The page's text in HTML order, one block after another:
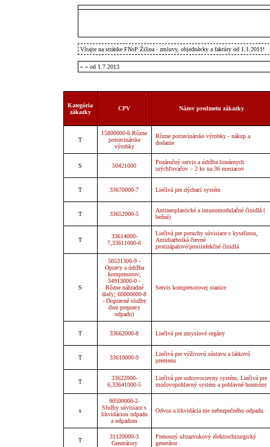
Vítajte na stránke FNsP Žilina - zmluvy, objednávky a faktúry od 1.1.2011!
» » od 1.7.2013
Kategória
zákazky
CPV Názov predmetu zákazky
T
15800000-6 Rôzne
potravinárske
výrobky
Rôzne potravinárske výrobky - nákup a
dodanie
S 50421000
Pozáručný servis a údržba lineárnych
urýchľovačov – 2 ks na 36 mesiacov
T 33670000-7 Liečivá pre dýchací systém
T 33652000-5
Antineoplastické a imunomodulačné činidlá (
bežné)
T
33614000-
7,33611000-6
Liečivá pre poruchy súvisiace s kyselinou,
Antidiarhoiká črevné
protizápalové/protiinfekčné činidlá
S
50531300-9 -
Opravy a údržba
kompresorov;
34913000-0 -
Rôzne náhradné
diely; 60000000-8
- Dopravné služby
(bez prepravy
odpadu)
Servis kompresorovej stanice
T 33662000-8 Liečivá pre zmyslové orgány
T 33610000-9
Liečivá pre výživovú sústavu a látkovú
premenu
T
33622000-
6,33641000-5
Liečivá pre srdcovocievny systém, Liečivá pre
močovopohlavný systém a pohlavné hormóny
s
90500000-2-
Služby súvisiace s
likvidáciou odpadu
a odpadom
Odvoz a likvidácia nie nebezpečného odpadu
T
31120000-3
Generátory
Prenosný ultrazvukový elektrochirurgický
generátor